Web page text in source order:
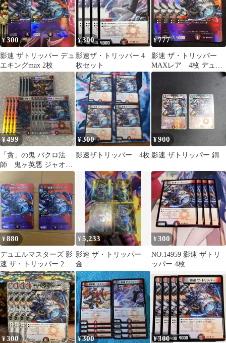
¥300
影速 ザトリッパー デュ
エキングmax 2枚
¥300
影速ザ・トリッパー 4
枚セット
¥777
影速 ザ・トリッパー
MAXレア 4枚 デュエ
マ ザトリッパー
¥499
「貪」の鬼 バクロ法
師 鬼ヶ英悪 ジャオウ
ガOG 影速 ザ・トリ
ッパー 銀枠
¥300
影速ザトリッパー 4枚
¥900
影速 ザトリッパー 銅
¥880
デュエルマスターズ 影
速 ザ・トリッパー 2枚
セット
¥5,233
影速 ザ・トリッパー
金
¥300
NO.14959 影速 ザトリ
ッパー 4枚
¥300 ¥300 ¥300